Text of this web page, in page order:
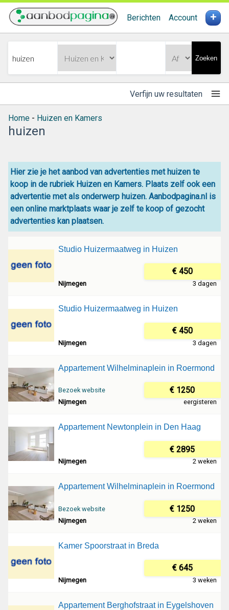
Berichten Account +
Zoeken
Verfijn uw resultaten
Home - Huizen en Kamers
huizen
Hier zie je het aanbod van advertenties met huizen te
koop in de rubriek Huizen en Kamers. Plaats zelf ook een
advertentie met als onderwerp huizen. Aanbodpagina.nl is
een online marktplaats waar je zelf te koop of gezocht
advertenties kan plaatsen.
Studio Huizermaatweg in Huizen
€ 450
Nijmegen 3 dagen
Studio Huizermaatweg in Huizen
€ 450
Nijmegen 3 dagen
Appartement Wilhelminaplein in Roermond
Bezoek website € 1250
Nijmegen eergisteren
Appartement Newtonplein in Den Haag
€ 2895
Nijmegen 2 weken
Appartement Wilhelminaplein in Roermond
Bezoek website € 1250
Nijmegen 2 weken
Kamer Spoorstraat in Breda
€ 645
Nijmegen 3 weken
Appartement Berghofstraat in Eygelshoven